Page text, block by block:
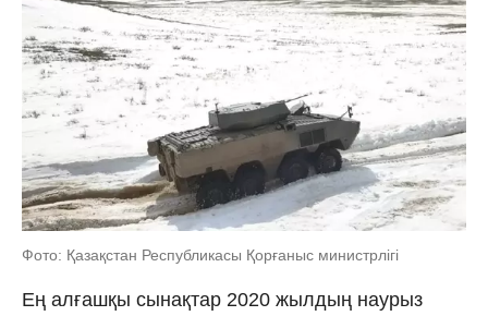
Фото: Қазақстан Республикасы Қорғаныс министрлігі
Ең алғашқы сынақтар 2020 жылдың наурыз